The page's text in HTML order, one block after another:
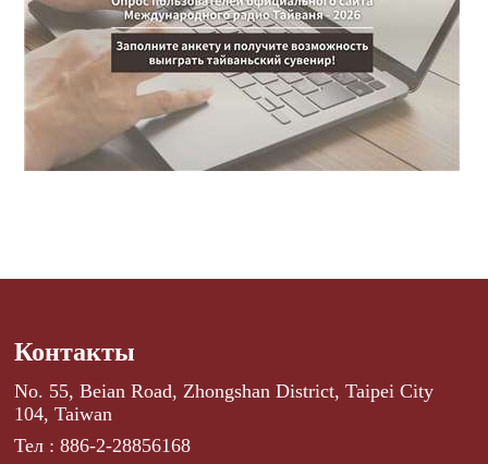
Контакты
No. 55, Beian Road, Zhongshan District, Taipei City
104, Taiwan
Тел : 886-2-28856168